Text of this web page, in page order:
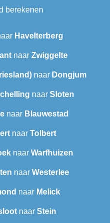
berekenen
Havelterberg
naar Zwiggelte
naar Dongjum
naar Sloten
naar Blauwestad
naar Tolbert
naar Warfhuizen
naar Westerlee
naar Melick
naar Stein